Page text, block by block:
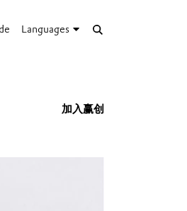
Languages
加入赢创